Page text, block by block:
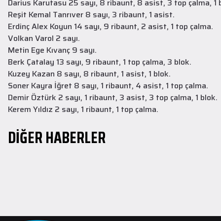
Darius Karutasu 25 sayı, 8 ribaunt, 8 asist, 3 top çalma, 1
Reşit Kemal Tanrıver 8 sayı, 3 ribaunt, 1 asist.
Erdinç Alex Koyun 14 sayı, 9 ribaunt, 2 asist, 1 top çalma.
Volkan Varol 2 sayı.
Metin Ege Kıvanç 9 sayı.
Berk Çatalay 13 sayı, 9 ribaunt, 1 top çalma, 3 blok.
Kuzey Kazan 8 sayı, 8 ribaunt, 1 asist, 1 blok.
Soner Kayra İğret 8 sayı, 1 ribaunt, 4 asist, 1 top çalma.
Demir Öztürk 2 sayı, 1 ribaunt, 3 asist, 3 top çalma, 1 blok.
Kerem Yıldız 2 sayı, 1 ribaunt, 1 top çalma.
DİĞER HABERLER
Altyapı 30 Temmuz 2026
Altyapı Takımlarımız Yeni Sezon
Çalışmalarına Başladı
antrenmanlarını gerçekleştirdi.